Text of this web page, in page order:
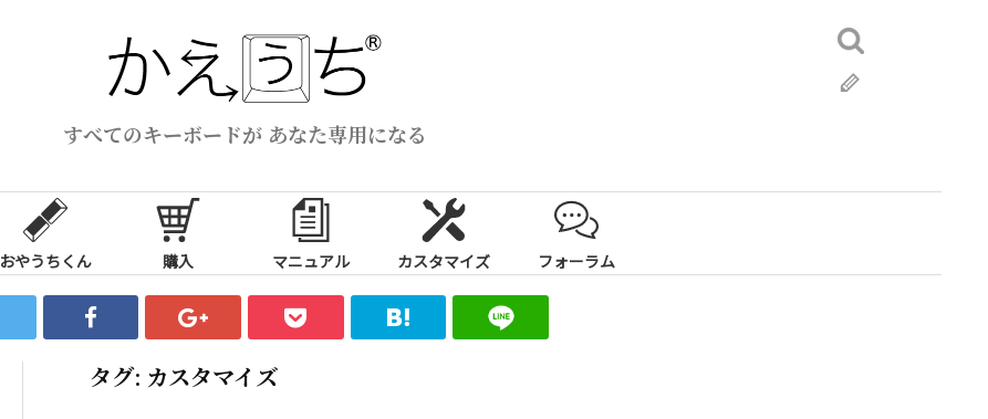
すべてのキーボードが あなた専用になる
検
索:
おやうちくん 購入 マニュアル カスタマイズ フォーラム
タグ: カスタマイズ